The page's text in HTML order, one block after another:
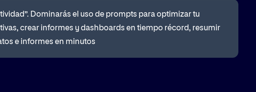
Dominarás el uso de prompts para optimizar tu
crear informes y dashboards en tiempo récord, resumir
e informes en minutos